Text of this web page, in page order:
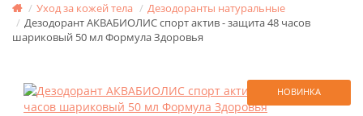
Уход за кожей тела
Дезодоранты натуральные
Дезодорант АКВАБИОЛИС спорт актив - защита 48 часов
шариковый 50 мл Формула Здоровья
НОВИНКА